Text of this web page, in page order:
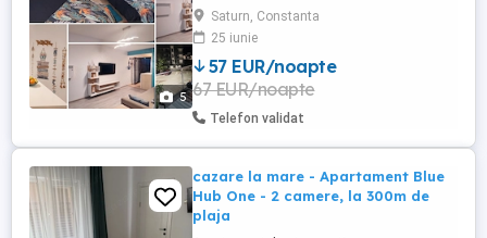
5
incepand de la 350 de lei pe noapte!! Cauți
cazarea perfectă pentru festival sau
pentru o vacanță la mare? Închiriez
apartament modern cu 2 camere în Saturn
(Complex Alfa Beta, str. Henny Ignatie nr.
1), cu o capacitate de ...
Saturn, Constanta
25 iunie
57 EUR/noapte
67 EUR/noapte
Telefon validat
cazare la mare - Apartament Blue
Hub One - 2 camere, la 300m de
plaja